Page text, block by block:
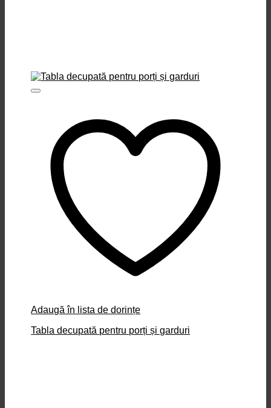
Adaugă în lista de dorințe
Tabla decupată pentru porți și garduri